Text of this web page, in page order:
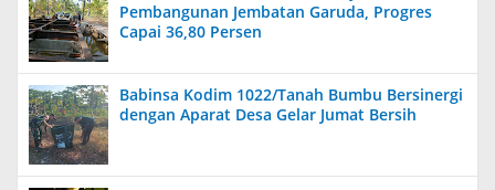
Pembangunan Jembatan Garuda, Progres
Capai 36,80 Persen
Babinsa Kodim 1022/Tanah Bumbu Bersinergi
dengan Aparat Desa Gelar Jumat Bersih